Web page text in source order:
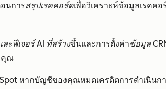
นการสรุปเรคคอร์ดเพื่อวิเคราะห์ข้อมูลเรคค
ะฟีเจอร์ AI ที่สร้างขึ้นและการตั้งค่าข้อมูล
คุณ
หากบัญชีของคุณหมดเครดิตการดำเนินก